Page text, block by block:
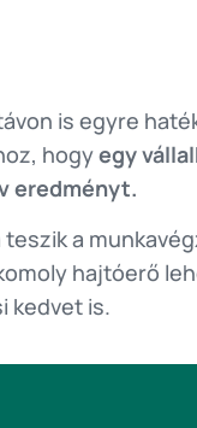
is egyre
hogyegy
eredményt.
a
hajtóerő
kedvet is.